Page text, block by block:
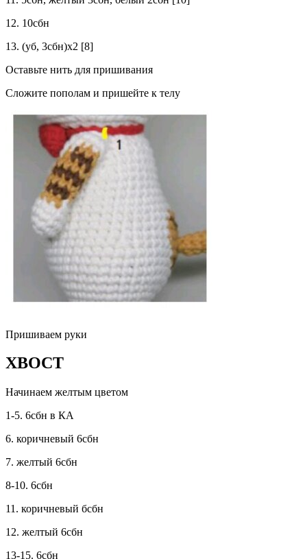
12. 10сбн
13. (уб, 3сбн)х2 [8]
Оставьте нить для пришивания
Сложите пополам и пришейте к телу
Пришиваем руки
ХВОСТ
Начинаем желтым цветом
1-5. 6сбн в КА
6. коричневый 6сбн
7. желтый 6сбн
8-10. 6сбн
11. коричневый бсбн
12. желтый 6сбн
13-15. 6сбн